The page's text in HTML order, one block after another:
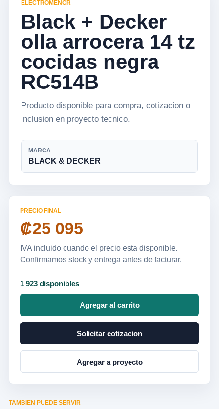
ELECTROMENOR
Black + Decker
olla arrocera 14 tz
cocidas negra
RC514B
Producto disponible para compra, cotizacion o
inclusion en proyecto tecnico.
MARCA
BLACK & DECKER
PRECIO FINAL
₡25 095
IVA incluido cuando el precio esta disponible.
Confirmamos stock y entrega antes de facturar.
1 923 disponibles
Agregar al carrito
Solicitar cotizacion
Agregar a proyecto
TAMBIEN PUEDE SERVIR